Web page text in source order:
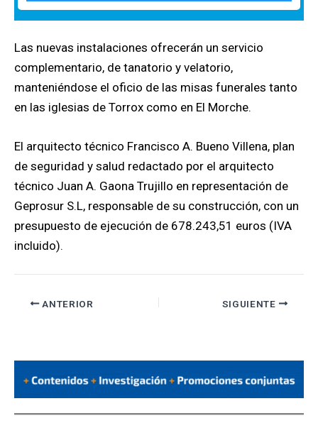
Las nuevas instalaciones ofrecerán un servicio
complementario, de tanatorio y velatorio,
manteniéndose el oficio de las misas funerales tanto
en las iglesias de Torrox como en El Morche.
El arquitecto técnico Francisco A. Bueno Villena, plan
de seguridad y salud redactado por el arquitecto
técnico Juan A. Gaona Trujillo en representación de
Geprosur S.L, responsable de su construcción, con un
presupuesto de ejecución de 678.243,51 euros (IVA
incluido).
ANTERIOR SIGUIENTE